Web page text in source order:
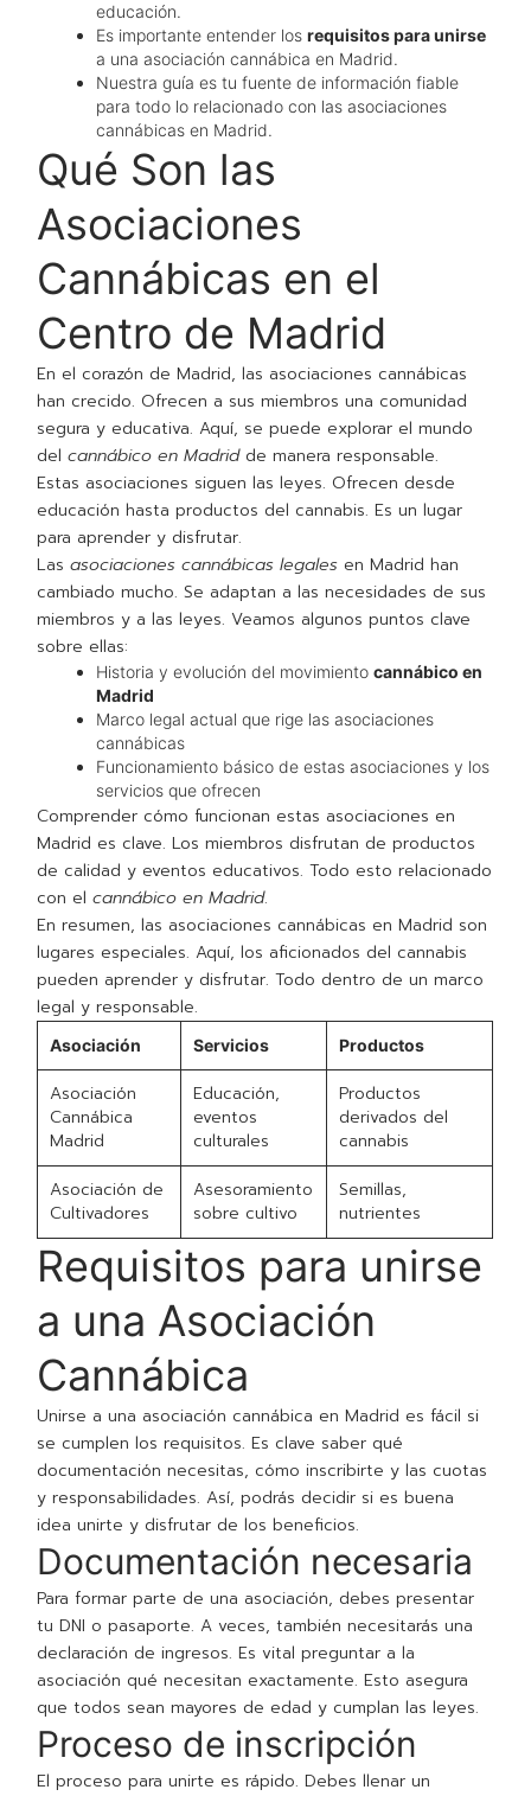
educación.
Es importante entender losrequisitos para unirse
a una asociación cannábica en Madrid.
Nuestra guía es tu fuente de información fiable
para todo lo relacionado con las asociaciones
cannábicas en Madrid.
Qué Son las
Asociaciones
Cannábicas en el
Centro de Madrid
En el corazón de Madrid, las asociaciones cannábicas
han crecido. Ofrecen a sus miembros una comunidad
segura y educativa. Aquí, se puede explorar el mundo
delcannábico en Madridde manera responsable.
Estas asociaciones siguen las leyes. Ofrecen desde
educación hasta productos del cannabis. Es un lugar
para aprender y disfrutar.
Lasasociaciones cannábicas legales en Madrid han
cambiado mucho. Se adaptan a las necesidades de sus
miembros y a las leyes. Veamos algunos puntos clave
sobre ellas:
Historia y evolución del movimientocannábico en
Madrid
Marco legal actual que rige las asociaciones
cannábicas
Funcionamiento básico de estas asociaciones y los
servicios que ofrecen
Comprender cómo funcionan estas asociaciones en
Madrid es clave. Los miembros disfrutan de productos
de calidad y eventos educativos. Todo esto relacionado
con elcannábico en Madrid.
En resumen, las asociaciones cannábicas en Madrid son
lugares especiales. Aquí, los aficionados del cannabis
pueden aprender y disfrutar. Todo dentro de un marco
legal y responsable.
Asociación Servicios Productos
Asociación
Cannábica
Madrid
Educación,
eventos
culturales
Productos
derivados del
cannabis
Asociación de
Cultivadores
Asesoramiento
sobre cultivo
Semillas,
nutrientes
Requisitos para unirse
a una Asociación
Cannábica
Unirse a una asociación cannábica en Madrid es fácil si
se cumplen los requisitos. Es clave saber qué
documentación necesitas, cómo inscribirte y las cuotas
y responsabilidades. Así, podrás decidir si es buena
idea unirte y disfrutar de los beneficios.
Documentación necesaria
Para formar parte de una asociación, debes presentar
tu DNI o pasaporte. A veces, también necesitarás una
declaración de ingresos. Es vital preguntar a la
asociación qué necesitan exactamente. Esto asegura
que todos sean mayores de edad y cumplan las leyes.
Proceso de inscripción
El proceso para unirte es rápido. Debes llenar un